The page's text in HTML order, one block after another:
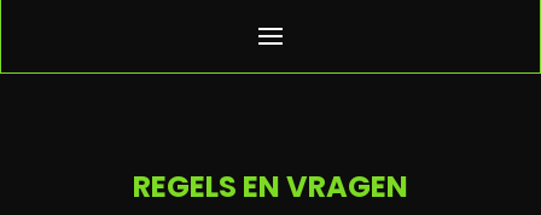
REGELS EN VRAGEN